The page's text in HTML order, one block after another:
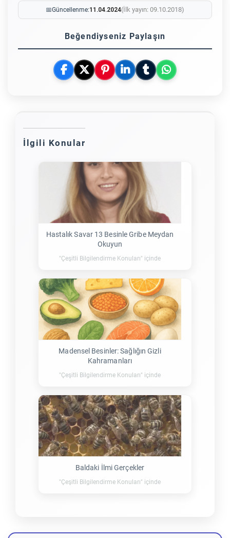
📅Güncellenme:11.04.2024(İlk yayın: 09.10.2018)
Beğendiyseniz Paylaşın
İlgili Konular
Hastalık Savar 13 Besinle Gribe Meydan
Okuyun
"Çeşitli Bilgilendirme Konuları" içinde
Madensel Besinler: Sağlığın Gizli
Kahramanları
"Çeşitli Bilgilendirme Konuları" içinde
Baldaki İlmi Gerçekler
"Çeşitli Bilgilendirme Konuları" içinde